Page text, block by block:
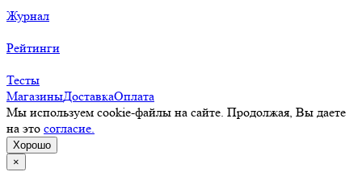
Журнал
Рейтинги
Тесты
МагазиныДоставкаОплата
Мы используем cookie-файлы на сайте. Продолжая, Вы даете
на это согласие.
Хорошо
×